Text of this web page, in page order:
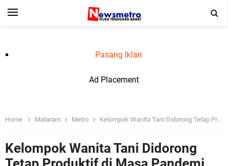
Pasang Iklan
Ad Placement
Home Mataram Metro Kelompok Wanita Tani Didorong Tetap Produktif di Masa Pandemi
Kelompok Wanita Tani Didorong